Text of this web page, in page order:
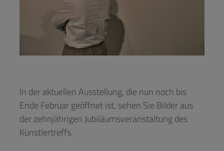
In der aktuellen Ausstellung, die nun noch bis
Ende Februar geöffnet ist, sehen Sie Bilder aus
der zehnjährigen Jubiläumsveranstaltung des
Künstlertreffs.